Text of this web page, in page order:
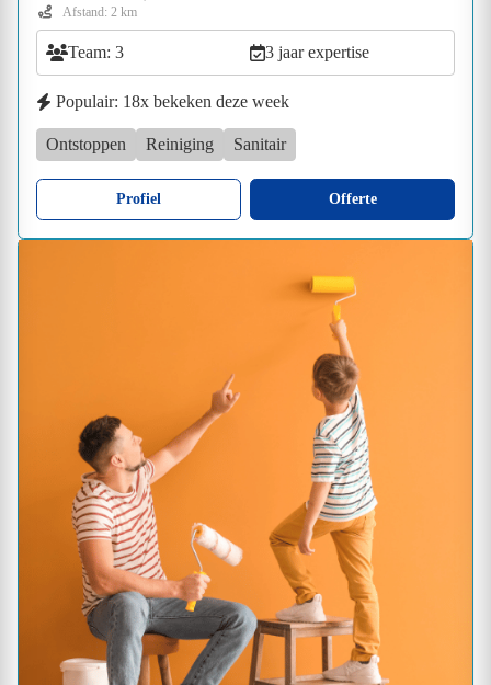
Afstand: 2 km
Team: 3 3 jaar expertise
Populair: 18x bekeken deze week
Ontstoppen Reiniging Sanitair
Profiel Offerte